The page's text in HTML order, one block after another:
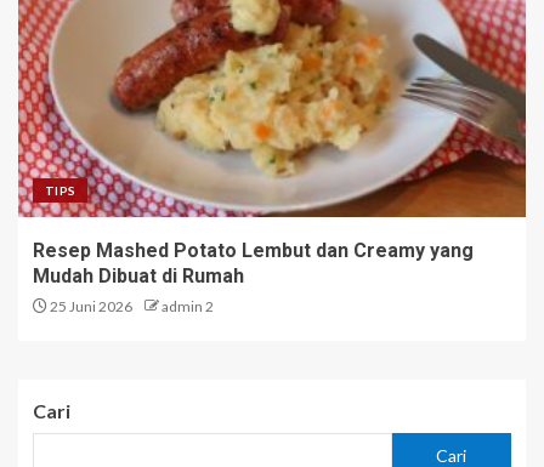
TIPS
Resep Mashed Potato Lembut dan Creamy yang
Mudah Dibuat di Rumah
25 Juni 2026 admin 2
Cari
Cari